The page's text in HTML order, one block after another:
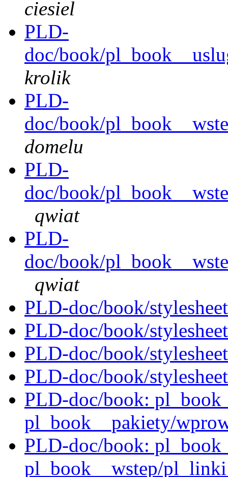
ciesiel
PLD-
doc/book/
krolik
PLD-
doc/book/
domelu
PLD-
doc/book/
qwiat
PLD-
doc/book/
qwiat
PLD-doc/book/
PLD-doc/book/
PLD-doc/book/
PLD-doc/book/
PLD-doc/book:
pl_book__pakiety/
PLD-doc/book:
pl_book__wstep/